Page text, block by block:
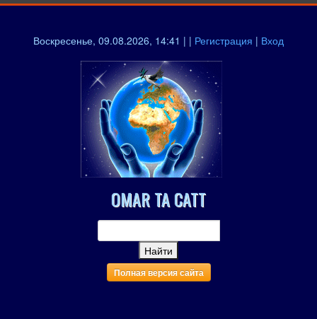
Воскресенье, 09.08.2026, 14:41 | | Регистрация | Вход
OMAR TA CATT
Полная версия сайта